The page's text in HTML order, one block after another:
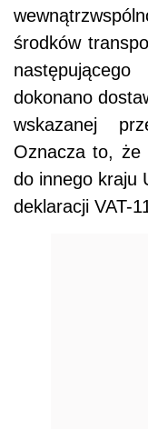
środków
dokonano
wskazanej
Oznacza to, że
do innego kraju
deklaracji VAT-